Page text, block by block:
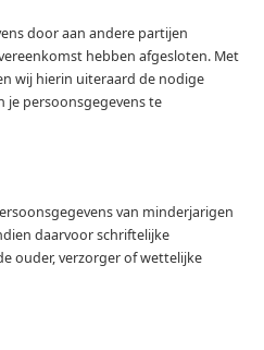
door aan andere partijen
hebben afgesloten. Met
wij hierin uiteraard de nodige
je persoonsgegevens te
van minderjarigen
daarvoor schriftelijke
ouder, verzorger of wettelijke